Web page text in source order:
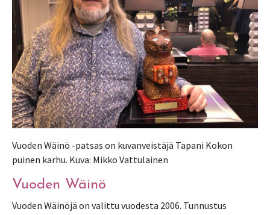
Vuoden Wäinö -patsas on kuvanveistäjä Tapani Kokon
puinen karhu. Kuva: Mikko Vattulainen
Vuoden Wäinö
Vuoden Wäinöjä on valittu vuodesta 2006. Tunnustus